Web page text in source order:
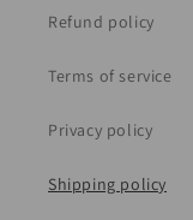
Refund policy
Terms of service
Privacy policy
Shipping policy